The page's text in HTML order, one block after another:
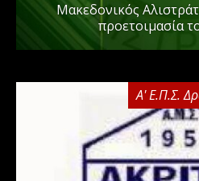
Μακεδονικός
προετοιμασία
Α' Ε.Π.Σ.